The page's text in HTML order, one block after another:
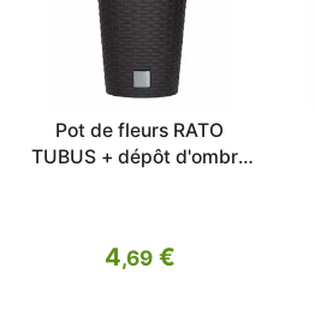
Pot de fleurs RATO
TUBUS + dépôt d'ombre
4,69€